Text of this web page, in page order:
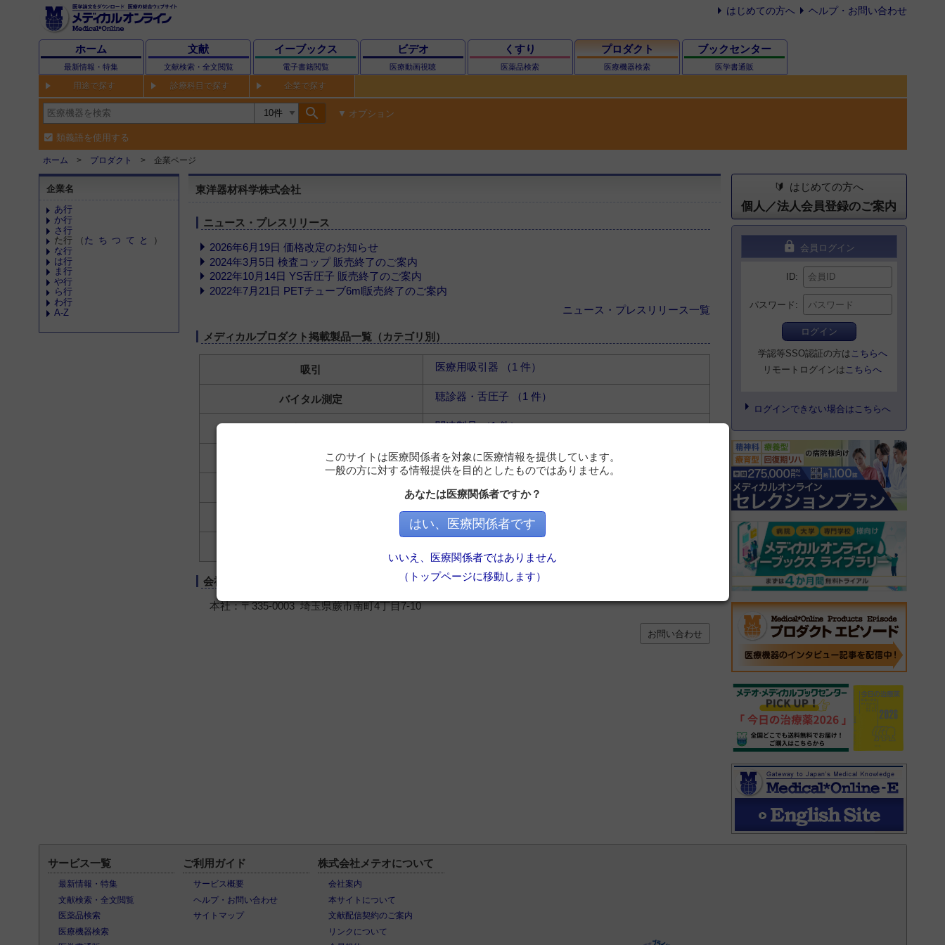
はじめての方へ ヘルプ・お問い合わせ
ホーム
最新情報・特集
文献
文献検索・全文閲覧
イーブックス
電子書籍閲覧
ビデオ
医療動画視聴
くすり
医薬品検索
プロダクト
医療機器検索
ブックセンター
医学書通販
用途で探す 診療科目で探す 企業で探す
search オプション
類義語を使用する
ホーム プロダクト 企業ページ
企業名
あ行
か行
さ行
た行 （ た ち つ て と
）
な行
は行
ま行
や行
ら行
わ行
A-Z
東洋器材科学株式会社
ニュース・プレスリリース
2026年6月19日 価格改定のお知らせ
2024年3月5日 検査コップ 販売終了のご案内
2022年10月14日 YS舌圧子 販売終了のご案内
2022年7月21日 PETチューブ6ml販売終了のご案内
ニュース・プレスリリース一覧
メディカルプロダクト掲載製品一覧（カテゴリ別）
吸引 医療用吸引器 （1 件）
バイタル測定 聴診器・舌圧子 （1 件）
関連製品 （1 件）
微生物検査機器 関連製品 （6 件）
関連製品 （14 件）
会社情報
本社：〒335-0003 埼玉県蕨市南町4丁目7-10
お問い合わせ
はじめての方へ
個人／法人会員登録のご案内
lock 会員ログイン
ID
パスワード
ログイン
学認等SSO認証の方は こちらへ
リモートログインは こちらへ
ログインできない場合はこちらへ
サービス一覧
最新情報・特集
文献検索・全文閲覧
医薬品検索
医療機器検索
ご利用ガイド
サービス概要
ヘルプ・お問い合わせ
サイトマップ
株式会社メテオについて
会社案内
本サイトについて
文献配信契約のご案内
リンクについて
このサイトは医療関係者を対象に医療情報を提供しています。
一般の方に対する情報提供を目的としたものではありません。
あなたは医療関係者ですか？
はい、医療関係者です
いいえ、医療関係者ではありません
（トップページに移動します）